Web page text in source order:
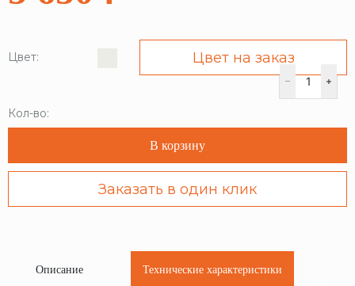
Цвет: Цвет на заказ
Кол-во:
В корзину
Заказать в один клик
Описание Технические характеристики